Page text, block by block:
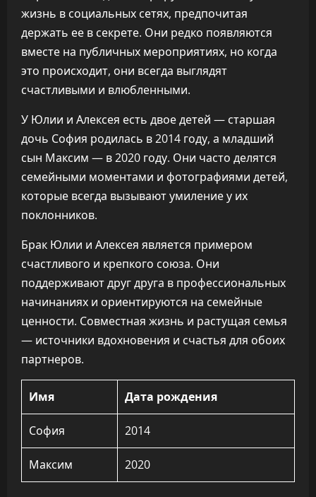
жизнь в социальных сетях, предпочитая
держать ее в секрете. Они редко появляются
вместе на публичных мероприятиях, но когда
это происходит, они всегда выглядят
счастливыми и влюбленными.
У Юлии и Алексея есть двое детей — старшая
дочь София родилась в 2014 году, а младший
сын Максим — в 2020 году. Они часто делятся
семейными моментами и фотографиями детей,
которые всегда вызывают умиление у их
поклонников.
Брак Юлии и Алексея является примером
счастливого и крепкого союза. Они
поддерживают друг друга в профессиональных
начинаниях и ориентируются на семейные
ценности. Совместная жизнь и растущая семья
— источники вдохновения и счастья для обоих
партнеров.
Имя Дата рождения
София 2014
Максим 2020